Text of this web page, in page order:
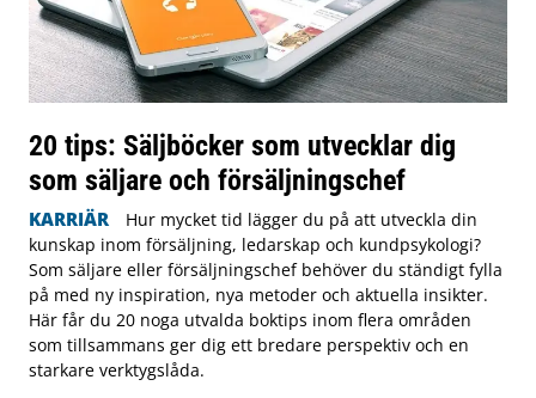
20 tips: Säljböcker som utvecklar dig
som säljare och försäljningschef
KARRIÄR
Hur mycket tid lägger du på att utveckla din
kunskap inom försäljning, ledarskap och kundpsykologi?
Som säljare eller försäljningschef behöver du ständigt fylla
på med ny inspiration, nya metoder och aktuella insikter.
Här får du 20 noga utvalda boktips inom flera områden
som tillsammans ger dig ett bredare perspektiv och en
starkare verktygslåda.